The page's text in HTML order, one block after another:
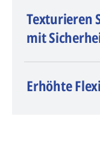
mit RocTool
verbinden
Texturieren
mit
Erhöhte